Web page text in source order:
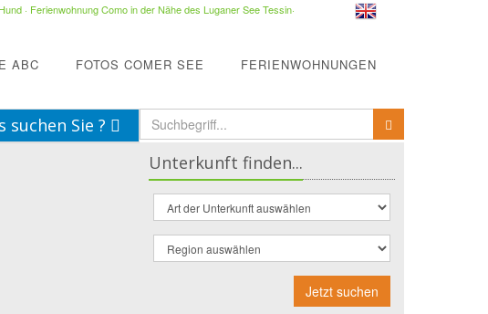
· Ferienwohnung Como in der Nähe des Luganer See Tessin·
ABC FOTOS COMER SEE FERIENWOHNUNGEN
suchen Sie ?
Unterkunft finden...
Jetzt suchen